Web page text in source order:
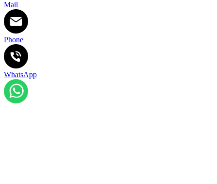
Mail
Phone
WhatsApp